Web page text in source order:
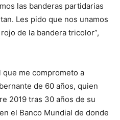
las banderas partidarias
Les pido que nos unamos
de la bandera tricolor”,
me comprometo a
de 60 años, quien
2019 tras 30 años de su
el Banco Mundial de donde